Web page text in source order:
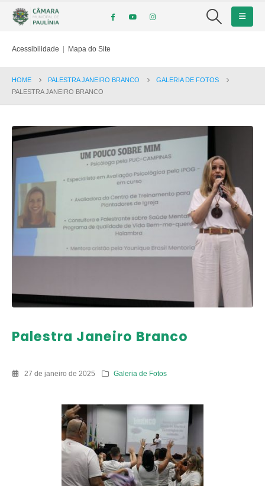
Acessibilidade | Mapa do Site
HOME PALESTRA JANEIRO BRANCO
GALERIA DE FOTOS
PALESTRA JANEIRO BRANCO
Palestra Janeiro Branco
27 de janeiro de 2025 Galeria de Fotos